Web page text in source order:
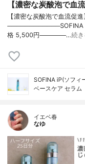
【濃密な炭酸泡で血
【濃密な炭酸泡で血流促
────────────SOFINA
格 5,500円──────…続
SOFINA iP(ソフィ
ベースケア セラム
イエベ春
なゆ